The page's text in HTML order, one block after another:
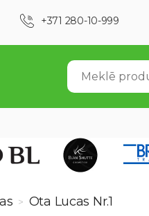
+371 280-10-999
> Ota Lucas Nr.1